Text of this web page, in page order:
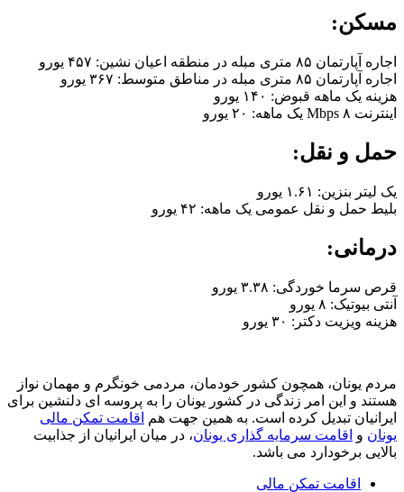
مسکن:
اجاره آپارتمان ۸۵ متری مبله در منطقه اعیان نشین: ۴۵۷ یورو
اجاره آپارتمان ۸۵ متری مبله در مناطق متوسط: ۳۶۷ یورو
هزینه یک ماهه قبوض: ۱۴۰ یورو
اینترنت ۸ Mbps یک ماهه: ۲۰ یورو
حمل و نقل:
یک لیتر بنزین: ۱.۶۱ یورو
بلیط حمل و نقل عمومی یک ماهه: ۴۲ یورو
درمانی:
قرص سرما خوردگی: ۳.۳۸ یورو
آنتی بیوتیک: ۸ یورو
هزینه ویزیت دکتر: ۳۰ یورو
مردم یونان، همچون کشور خودمان، مردمی خونگرم و مهمان نواز
هستند و این امر زندگی در کشور یونان را به پروسه ای دلنشین برای
ایرانیان تبدیل کرده است. به همین جهت هم
اقامت تمکن مالی
یونان و اقامت سرمایه گذاری یونان، در میان ایرانیان از جذابیت
بالایی برخودارد می باشد.
اقامت تمکن مالی